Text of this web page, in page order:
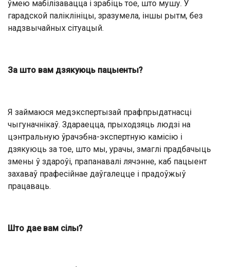
ўмею мабілізавацца і зрабіць тое, што мушу. У
гарадской паліклініцы, зразумела, іншы рытм, без
надзвычайных сітуацый.
За што вам дзякуюць пацыенты?
Я займаюся медэкспертызай прафпрыдатнасці
чыгуначнікаў. Здараецца, прыходзяць людзі на
цэнтральную ўрачэбна-экспертную камісію і
дзякуюць за тое, што мы, урачы, змаглі прадбачыць
змены ў здароўі, прапанавалі лячэнне, каб пацыент
захаваў прафесійнае даўгалецце і прадоўжыў
працаваць.
Што дае вам сілы?